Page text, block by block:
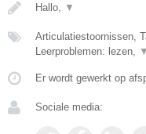
Hallo, ▼
Articulatiestoornissen,
Leerproblemen: lezen,
▼
Er wordt gewerkt op
Sociale media: